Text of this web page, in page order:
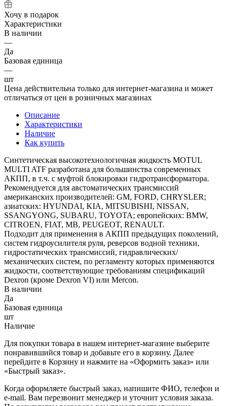
Хочу в подарок
Характеристики
В наличии
—
Да
Базовая единица
—
шт
Цена действительна только для интернет-магазина и может
отличаться от цен в розничных магазинах
Описание
Характеристики
Наличие
Как купить
Синтетическая высокотехнологичная жидкость MOTUL
MULTI ATF разработана для большинства современных
АКПП, в т.ч. с муфтой блокировки гидротрансформатора.
Рекомендуется для австоматических трансмиссий
американских производителей: GM, FORD, CHRYSLER;
азиатских: HYUNDAI, KIA, MITSUBISHI, NISSAN,
SSANGYONG, SUBARU, TOYOTA; европейских: BMW,
CITROEN, FIAT, MB, PEUGEOT, RENAULT.
Подходит для применения в АКПП предыдущих поколений,
систем гидроусилителя руля, реверсов водной техники,
гидростатических трансмиссий, гидравлических/
механических систем, по регламенту которых применяются
жидкости, соответствующие требованиям спецификаций
Dexron (кроме Dexron VI) или Mercon.
В наличии
Да
Базовая единица
шт
Наличие
Для покупки товара в нашем интернет-магазине выберите
понравившийся товар и добавьте его в корзину. Далее
перейдите в Корзину и нажмите на «Оформить заказ» или
«Быстрый заказ».
Когда оформляете быстрый заказ, напишите ФИО, телефон и
e-mail. Вам перезвонит менеджер и уточнит условия заказа.